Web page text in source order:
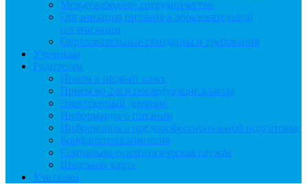
Международное сотрудничество
Организация питания в образовательной
организации
Образовательные стандарты и требования
Ученикам
Родителям
Прием в первый класс
Прием во 2-е и последующие классы
Электронный дневник
Информация о питании
Информация о предпрофессиональной подготовке
Конфликтная комиссия
Социально-психологическая служба
Школьная карта
Учителям